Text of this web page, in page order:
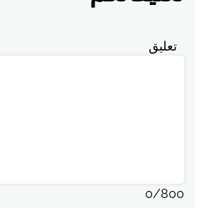
تعليق
0/800